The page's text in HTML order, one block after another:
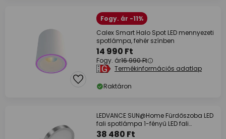
Fogy. ár -11%
Calex Smart Halo Spot LED mennyezeti
spotlámpa, fehér színben
14 990 Ft
Fogy. ár16 990 Ft
Termékinformációs adatlap
Raktáron
LEDVANCE SUN@Home Fürdőszoba LED
fali spotlámpa 1-fényű LED fali
spotlámpa
38 480 Ft